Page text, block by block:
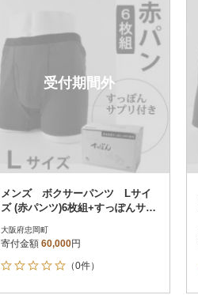
受付期間外
メンズ ボクサーパンツ Lサイ
ズ (赤パンツ)6枚組+すっぽんサプ
大阪府忠岡町
寄付金額 60,000円
（0件）